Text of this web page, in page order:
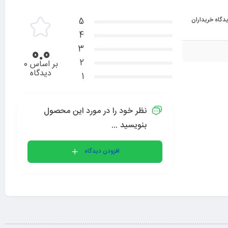
خریداران
5
4
3
2
1
0.0 بر اساس 0
دیدگاه
نظر خود را در مورد این محصول
بنویسید ...
افزودن دیدگاه